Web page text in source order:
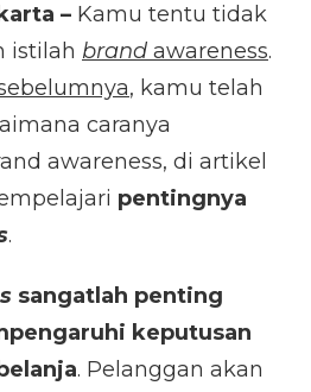
BRAND
AWARENESS
PENTING
UNTUK
ONLINE-
MU
– Kamu tentu tidak
istilah brand awareness.
, kamu telah
caranya
awareness, di artikel
pentingnya
.
sangatlah penting
keputusan
. Pelanggan akan